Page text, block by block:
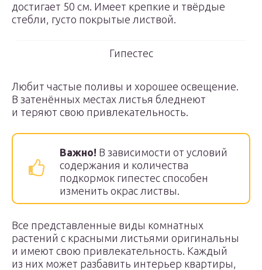
достигает 50 см. Имеет крепкие и твёрдые
стебли, густо покрытые листвой.
Гипестес
Любит частые поливы и хорошее освещение.
В затенённых местах листья бледнеют
и теряют свою привлекательность.
Важно! В зависимости от условий
содержания и количества
подкормок гипестес способен
изменить окрас листвы.
Все представленные виды комнатных
растений с красными листьями оригинальны
и имеют свою привлекательность. Каждый
из них может разбавить интерьер квартиры,